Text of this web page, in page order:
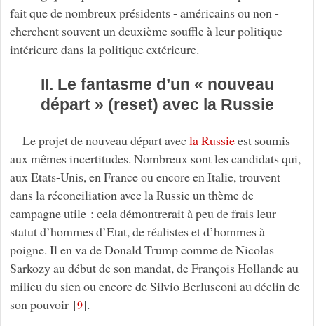
fait que de nombreux présidents - américains ou non -
cherchent souvent un deuxième souffle à leur politique
intérieure dans la politique extérieure.
II. Le fantasme d’un « nouveau
départ » (reset) avec la Russie
Le projet de nouveau départ avecla Russieest soumis
aux mêmes incertitudes. Nombreux sont les candidats qui,
aux Etats-Unis, en France ou encore en Italie, trouvent
dans la réconciliation avec la Russie un thème de
campagne utile : cela démontrerait à peu de frais leur
statut d’hommes d’Etat, de réalistes et d’hommes à
poigne. Il en va de Donald Trump comme de Nicolas
Sarkozy au début de son mandat, de François Hollande au
milieu du sien ou encore de Silvio Berlusconi au déclin de
son pouvoir[9].